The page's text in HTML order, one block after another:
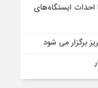
ایستگاه‌های
برگزار می شود